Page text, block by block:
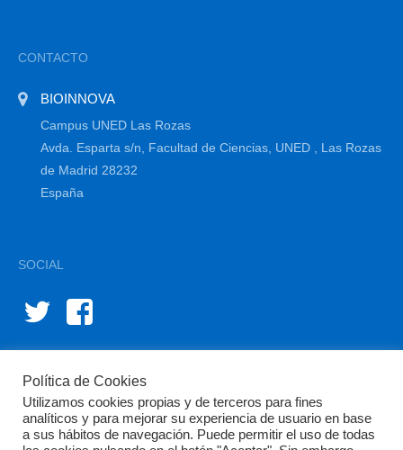
CONTACTO
BIOINNOVA
Campus UNED Las Rozas
Avda. Esparta s/n, Facultad de Ciencias, UNED , Las Rozas
de Madrid 28232
España
SOCIAL
Política de Cookies
Utilizamos cookies propias y de terceros para fines
analíticos y para mejorar su experiencia de usuario en base
a sus hábitos de navegación. Puede permitir el uso de todas